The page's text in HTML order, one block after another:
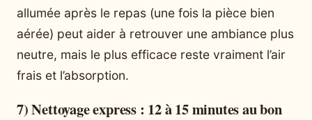
allumée après le repas (une fois la pièce bien
aérée) peut aider à retrouver une ambiance plus
neutre, mais le plus efficace reste vraiment l’air
frais et l’absorption.
7) Nettoyage express : 12 à 15 minutes au bon